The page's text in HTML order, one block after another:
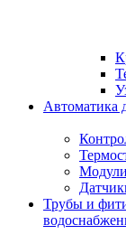
Автоматика
Трубы и